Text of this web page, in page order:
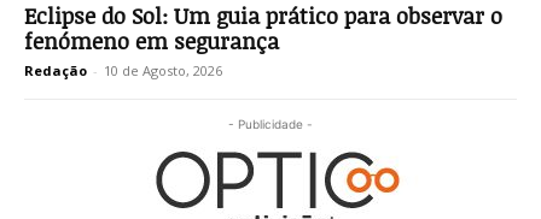
Eclipse do Sol: Um guia prático para observar o
fenómeno em segurança
Redação - 10 de Agosto, 2026
- Publicidade -